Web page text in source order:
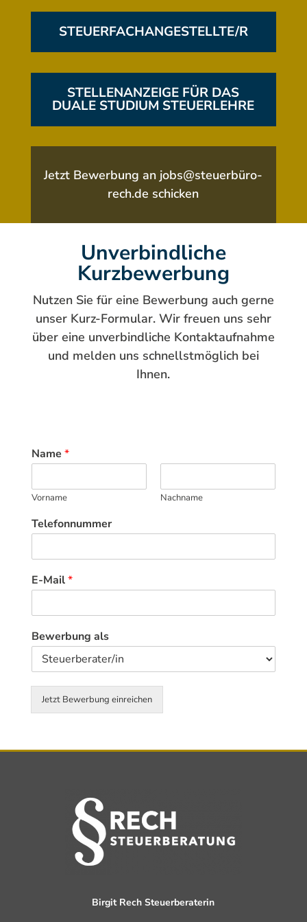
STEUERFACHANGESTELLTE/R
STELLENANZEIGE FÜR DAS
DUALE STUDIUM STEUERLEHRE
Jetzt Bewerbung an jobs@steuerbüro-
rech.de schicken
Unverbindliche
Kurzbewerbung
Nutzen Sie für eine Bewerbung auch gerne
unser Kurz-Formular. Wir freuen uns sehr
über eine unverbindliche Kontaktaufnahme
und melden uns schnellstmöglich bei
Ihnen.
Name *
Vorname Nachname
Telefonnummer
E-Mail*
Bewerbung als
Jetzt Bewerbung einreichen
Birgit Rech Steuerberaterin